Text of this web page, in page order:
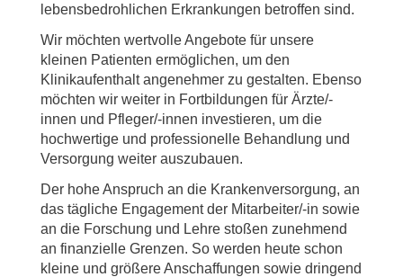
lebensbedrohlichen Erkrankungen betroffen sind.
Wir möchten wertvolle Angebote für unsere
kleinen Patienten ermöglichen, um den
Klinikaufenthalt angenehmer zu gestalten. Ebenso
möchten wir weiter in Fortbildungen für Ärzte/-
innen und Pfleger/-innen investieren, um die
hochwertige und professionelle Behandlung und
Versorgung weiter auszubauen.
Der hohe Anspruch an die Krankenversorgung, an
das tägliche Engagement der Mitarbeiter/-in sowie
an die Forschung und Lehre stoßen zunehmend
an finanzielle Grenzen. So werden heute schon
kleine und größere Anschaffungen sowie dringend